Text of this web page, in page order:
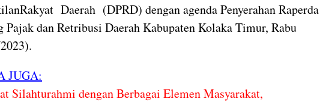
Daerah (DPRD) dengan agenda Penyerahan Raperda
Pajak dan Retribusi Daerah Kabupaten Kolaka Timur, Rabu
JUGA:
Silahturahmi dengan Berbagai Elemen Masyarakat,